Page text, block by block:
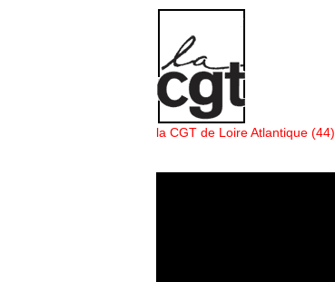
Panneau de gestion des cookies
la CGT de Loire Atlantique (44)